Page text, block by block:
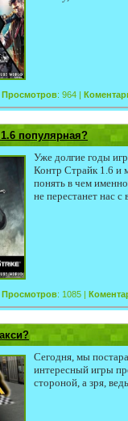
Просмотров: 964 |
популярная?
Уже долгие годы
Контр Страйк 1.6 и
понять в чем
не перестанет нас с
Просмотров: 1085 |
Сегодня, мы
интересный игры
стороной, а зря,